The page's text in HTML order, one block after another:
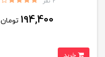
194,400 تومان